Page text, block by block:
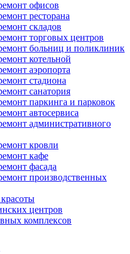
офисов
ресторана
складов
торговых центров
больниц и поликлиник
котельной
аэропорта
стадиона
санатория
паркинга и парковок
автосервиса
административного
кровли
кафе
фасада
производственных
центров
комплексов